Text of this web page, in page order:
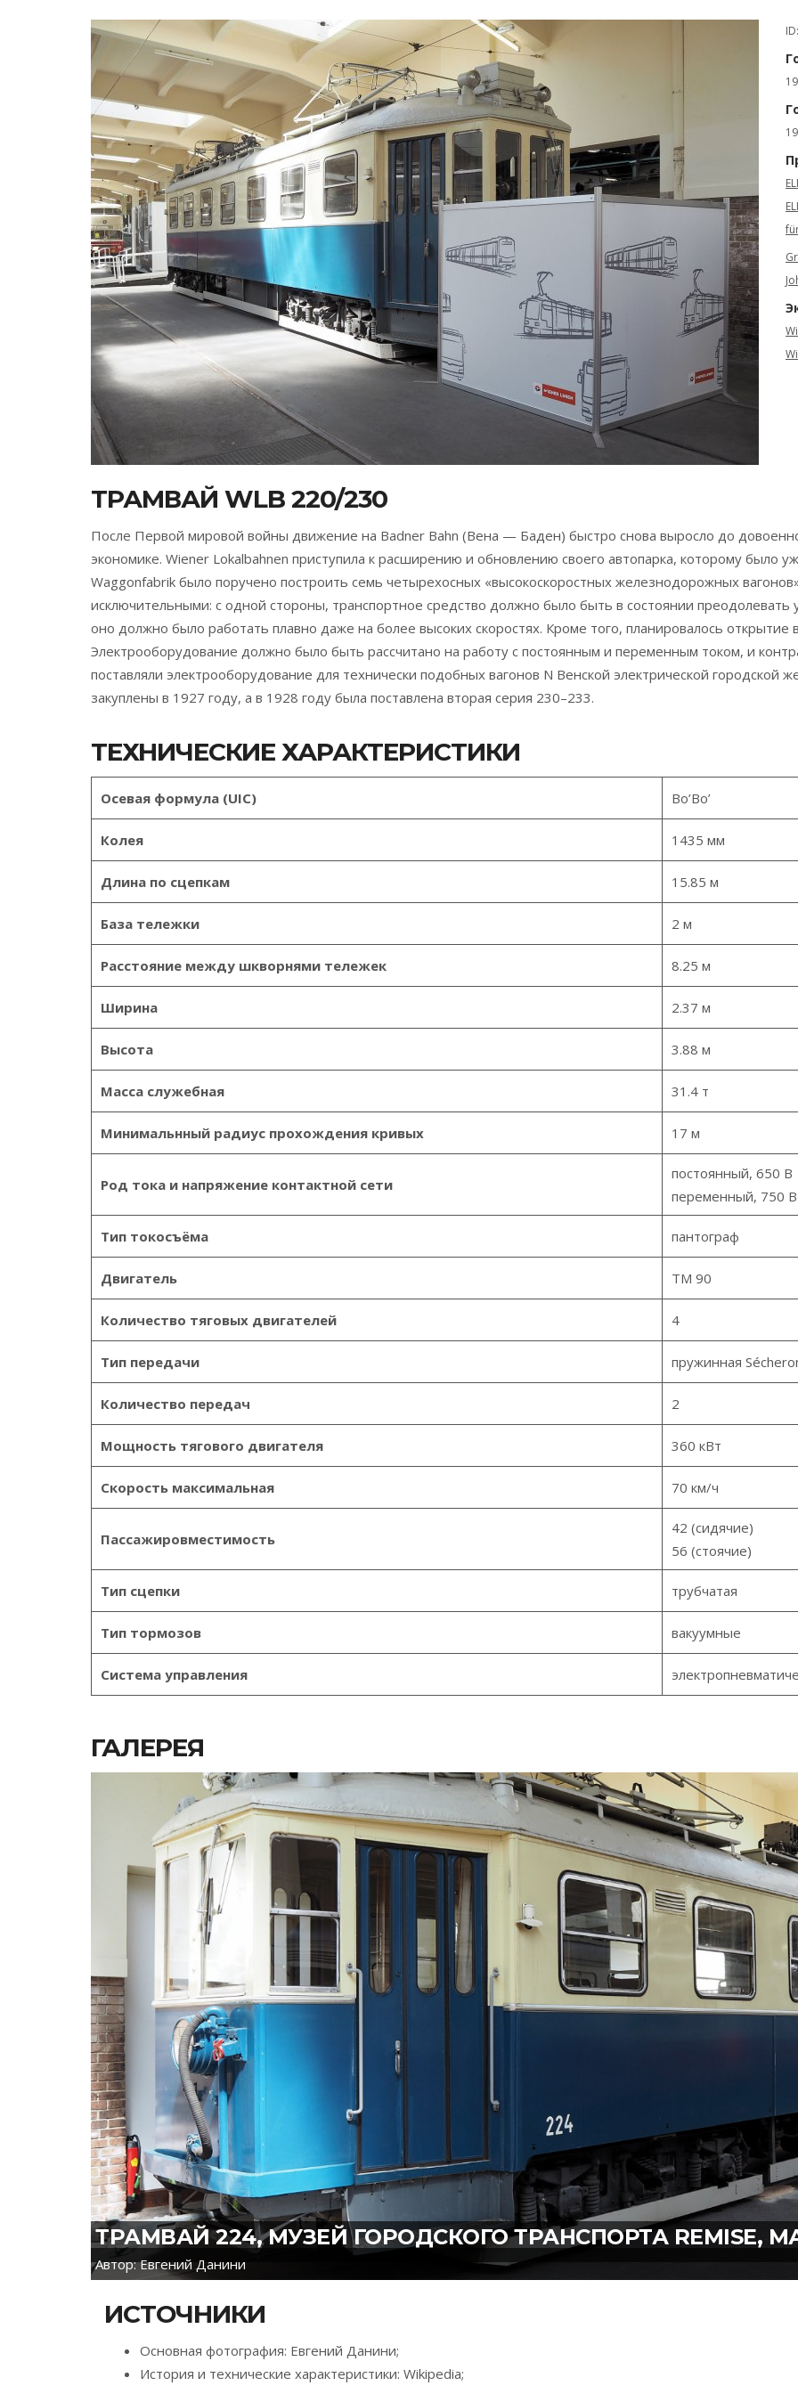
ТРАМВАЙ WLB 220/230
После Первой мировой войны движение на Badner Bahn (Вена — Баден) быстро снова выросло до
экономике. Wiener Lokalbahnen приступила к расширению и обновлению своего автопарка, которому было
Waggonfabrik было поручено построить семь четырехосных «высокоскоростных железнодорожных
исключительными: с одной стороны, транспортное средство должно было быть в состоянии
оно должно было работать плавно даже на более высоких скоростях. Кроме того, планировалось открытие
Электрооборудование должно было быть рассчитано на работу с постоянным и переменным током, и
поставляли электрооборудование для технически подобных вагонов N Венской электрической городской
закуплены в 1927 году, а в 1928 году была поставлена вторая серия 230–233.
ТЕХНИЧЕСКИЕ ХАРАКТЕРИСТИКИ
Осевая формула (UIC) Bo’Bo’
Колея 1435 мм
Длина по сцепкам 15.85 м
База тележки 2 м
Расстояние между шкворнями тележек 8.25 м
Ширина 2.37 м
Высота 3.88 м
Масса служебная 31.4 т
Минимальнный радиус прохождения кривых 17 м
Род тока и напряжение контактной сети
постоянный, 650 В
переменный, 750 В
Тип токосъёма пантограф
Двигатель TM 90
Количество тяговых двигателей 4
Тип передачи пружинная
Количество передач 2
Мощность тягового двигателя 360 кВт
Скорость максимальная 70 км/ч
Пассажировместимость
42 (сидячие)
56 (стоячие)
Тип сцепки трубчатая
Тип тормозов вакуумные
Система управления
ГАЛЕРЕЯ
ТРАМВАЙ 224, МУЗЕЙ ГОРОДСКОГО ТРАНСПОРТА REMISE,
Автор: Евгений Данини
ИСТОЧНИКИ
Основная фотография: Евгений Данини;
История и технические характеристики: Wikipedia;